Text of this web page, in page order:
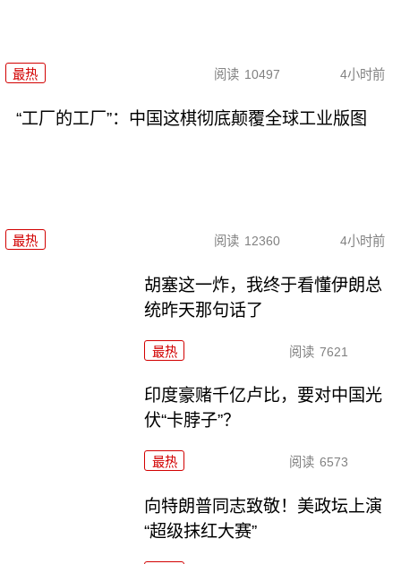
最热 阅读 10497 4小时前
“工厂的工厂”：中国这棋彻底颠覆全球工业版图
最热 阅读 12360 4小时前
胡塞这一炸，我终于看懂伊朗总
统昨天那句话了
最热 阅读 7621
印度豪赌千亿卢比，要对中国光
伏“卡脖子”？
最热 阅读 6573
向特朗普同志致敬！美政坛上演
“超级抹红大赛”